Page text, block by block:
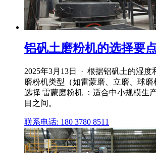
铝矾土磨粉机的选择要
2025年3月13日 · 根据铝矾土的湿度
磨粉机类型（如雷蒙磨、立磨、球
选择 雷蒙磨粉机 ：适合中小规模生
目之间。
联系电话: 180 3780 8511